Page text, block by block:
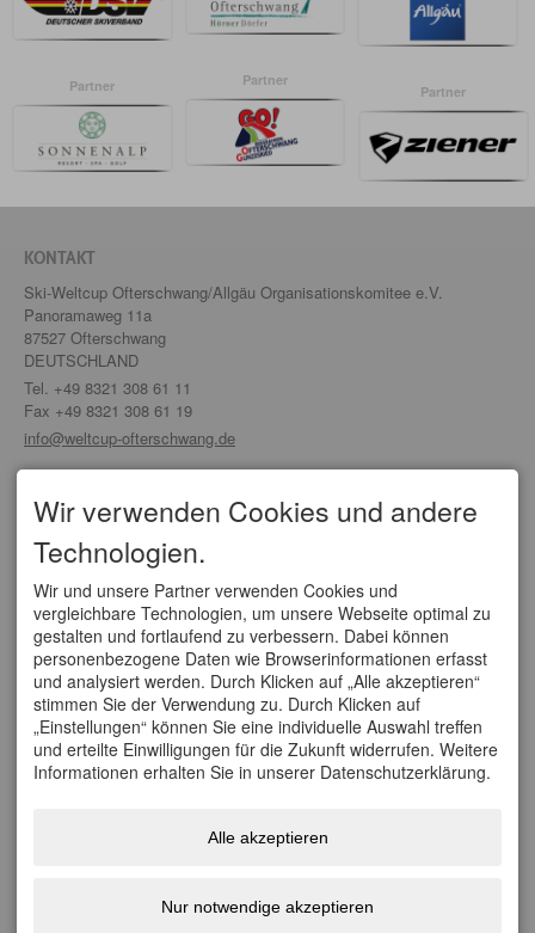
Partner Partner
Partner
KONTAKT
Ski-Weltcup Ofterschwang/Allgäu Organisationskomitee e.V.
Panoramaweg 11a
87527 Ofterschwang
DEUTSCHLAND
Tel. +49 8321 308 61 11
Fax +49 8321 308 61 19
info@weltcup-ofterschwang.de
Organisationskomitee
Partner/ Sponsoren
Tickets
Anfahrt
WELTCUPS
Vierschanzentournee
FIS Weltcup Skifliegen
FIS Ski Cross Weltcup Grasgehren
FIS Tour de Ski
FIS Nordische Kombination Weltcup
FIS Weltcup Skispringen Damen
Wir verwenden Cookies und andere
Technologien.
Wir und unsere Partner verwenden Cookies und
vergleichbare Technologien, um unsere Webseite optimal zu
gestalten und fortlaufend zu verbessern. Dabei können
personenbezogene Daten wie Browserinformationen erfasst
und analysiert werden. Durch Klicken auf „Alle akzeptieren“
stimmen Sie der Verwendung zu. Durch Klicken auf
„Einstellungen“ können Sie eine individuelle Auswahl treffen
und erteilte Einwilligungen für die Zukunft widerrufen. Weitere
Informationen erhalten Sie in unserer Datenschutzerklärung.
Alle akzeptieren
Nur notwendige akzeptieren